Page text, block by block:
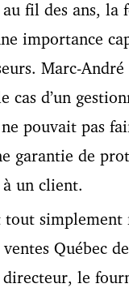
fil des ans, la
importance
Marc-André
cas d’un
pouvait pas
garantie de
un client.
tout simplement
Québec
le